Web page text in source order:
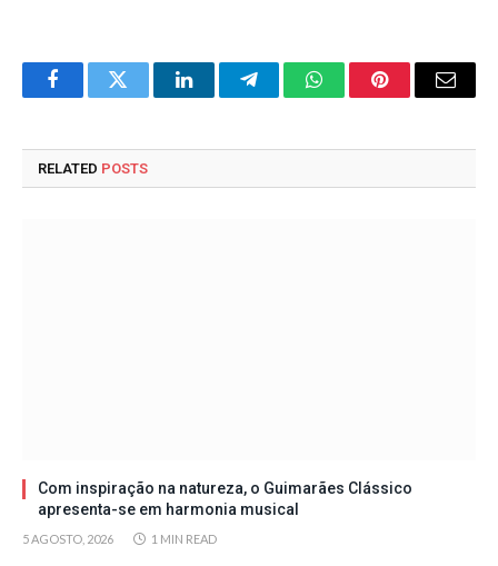
FacebookTwitter LinkedInTelegramWhatsAppPinterestEmail
RELATED POSTS
Com inspiração na natureza, o Guimarães Clássico
apresenta-se em harmonia musical
5 AGOSTO, 2026 1 MIN READ